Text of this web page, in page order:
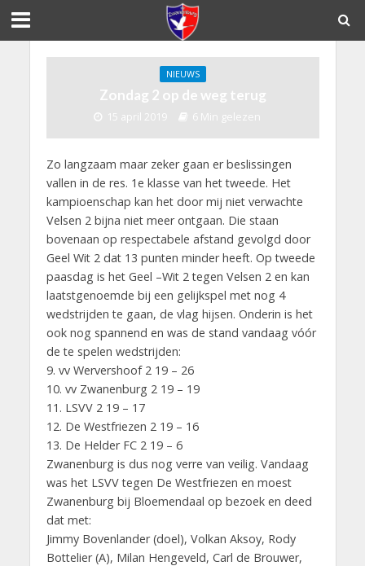
NIEUWS
Zondag 2 op de weg terug
15 april 2019 6 Min gelezen
Zo langzaam maar zeker gaan er beslissingen
vallen in de res. 1e klasse van het tweede. Het
kampioenschap kan het door mij niet verwachte
Velsen 2 bijna niet meer ontgaan. Die staan
bovenaan op respectabele afstand gevolgd door
Geel Wit 2 dat 13 punten minder heeft. Op tweede
paasdag is het Geel –Wit 2 tegen Velsen 2 en kan
laatstgenoemde bij een gelijkspel met nog 4
wedstrijden te gaan, de vlag hijsen. Onderin is het
ook nog spannend en was de stand vandaag vóór
de te spelen wedstrijden:
9. vv Wervershoof 2 19 – 26
10. vv Zwanenburg 2 19 – 19
11. LSVV 2 19 – 17
12. De Westfriezen 2 19 – 16
13. De Helder FC 2 19 – 6
Zwanenburg is dus nog verre van veilig. Vandaag
was het LSVV tegen De Westfriezen en moest
Zwanenburg bij Bloemendaal op bezoek en deed
dat met:
Jimmy Bovenlander (doel), Volkan Aksoy, Rody
Bottelier (A), Milan Hengeveld, Carl de Brouwer,